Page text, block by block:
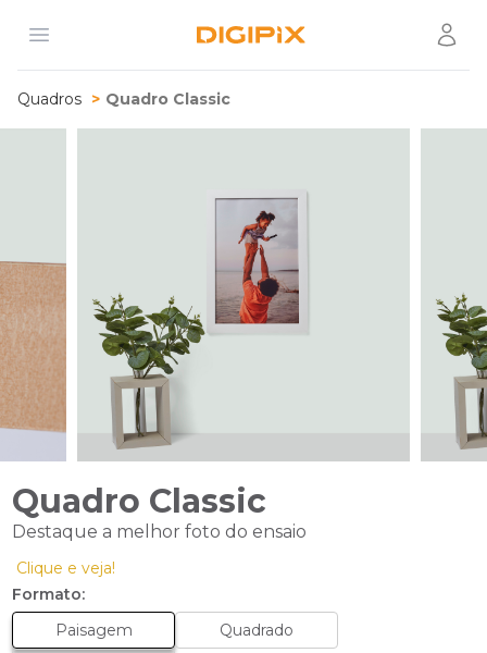
Open menu Digipix
Quadros Quadro Classic
Quadro Classic
Destaque a melhor foto do ensaio
Clique e veja!
Formato:
Paisagem
Quadrado